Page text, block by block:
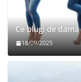
Ce blugi de
18/09/2025